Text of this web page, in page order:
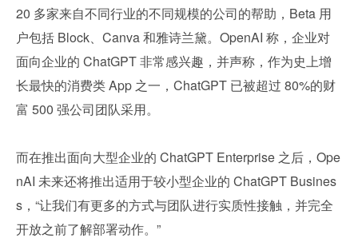
20 多家来自不同行业的不同规模的公司的帮助，Beta 用
户包括 Block、Canva 和雅诗兰黛。OpenAI 称，企业对
面向企业的 ChatGPT 非常感兴趣，并声称，作为史上增
长最快的消费类 App 之一，ChatGPT 已被超过 80%的财
富 500 强公司团队采用。
而在推出面向大型企业的 ChatGPT Enterprise 之后，Ope
nAI 未来还将推出适用于较小型企业的 ChatGPT Busines
s，“让我们有更多的方式与团队进行实质性接触，并完全
开放之前了解部署动作。”